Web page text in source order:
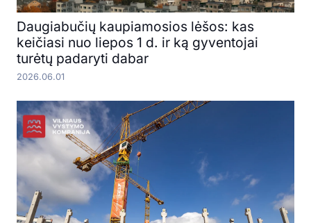
Daugiabučių kaupiamosios lėšos: kas
keičiasi nuo liepos 1 d. ir ką gyventojai
turėtų padaryti dabar
2026.06.01